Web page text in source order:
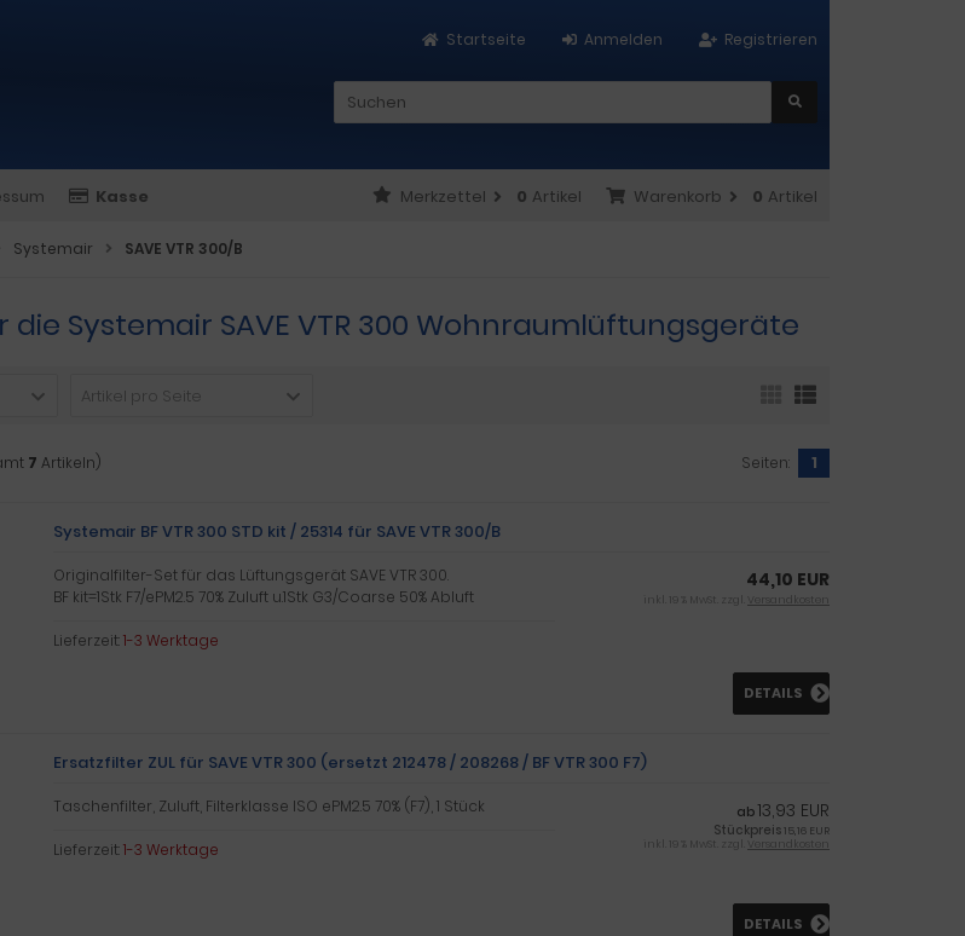
Registrieren
Anmelden
Startseite
Kasse Warenkorb 0 Artikel
Merkzettel 0 Artikel
Systemair SAVE VTR 300/B
die Systemair SAVE VTR 300 Wohnraumlüftungsgeräte
Artikel pro Seite
7 Artikeln) Seiten: 1
Systemair BF VTR 300 STD kit / 25314 für SAVE VTR 300/B
Originalfilter-Set für das Lüftungsgerät SAVE VTR 300.
BF kit=1Stk F7/ePM2.5 70% Zuluft u.1Stk G3/Coarse 50% Abluft
Lieferzeit:1-3 Werktage
44,10 EUR
inkl. 19 % MwSt. zzgl. Versandkosten
DETAILS
Ersatzfilter ZUL für SAVE VTR 300 (ersetzt 212478 / 208268 / BF VTR 300 F7)
Taschenfilter, Zuluft, Filterklasse ISO ePM2.5 70% (F7), 1 Stück
Lieferzeit:1-3 Werktage
ab13,93 EUR
Stückpreis15,16 EUR
inkl. 19 % MwSt. zzgl.
Versandkosten
DETAILS